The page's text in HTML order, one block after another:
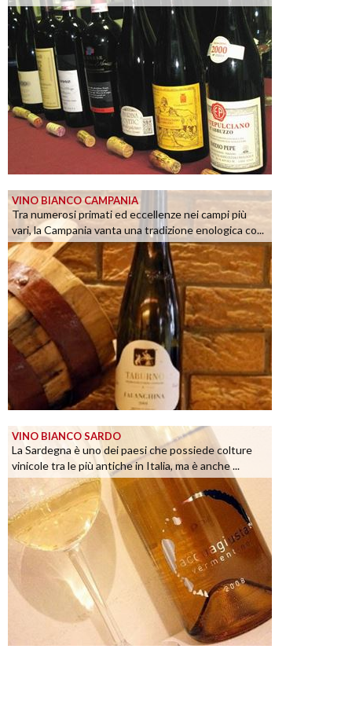
VINO BIANCO CAMPANIA
Tra numerosi primati ed eccellenze nei campi più
vari, la Campania vanta una tradizione enologica co...
VINO BIANCO SARDO
La Sardegna è uno dei paesi che possiede colture
vinicole tra le più antiche in Italia, ma è anche ...